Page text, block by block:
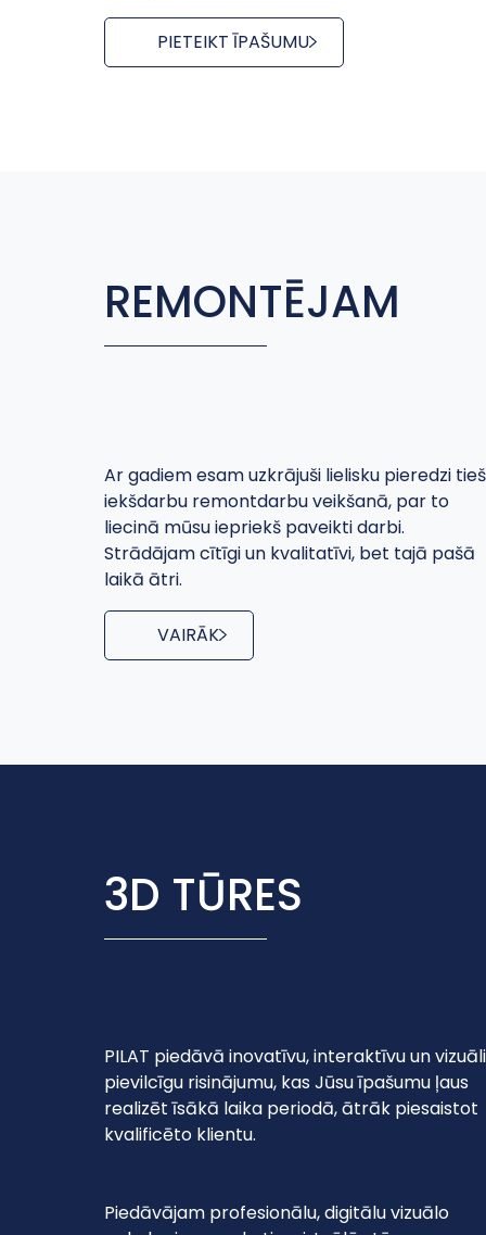
PIETEIKT ĪPAŠUMU
REMONTĒJAM
Ar gadiem esam uzkrājuši lielisku pieredzi
iekšdarbu remontdarbu veikšanā, par to
liecinā mūsu iepriekš paveikti darbi.
Strādājam cītīgi un kvalitatīvi, bet tajā pašā
laikā ātri.
VAIRĀK
3D TŪRES
PILAT piedāvā inovatīvu, interaktīvu un vizuāli
pievilcīgu risinājumu, kas Jūsu īpašumu ļaus
realizēt īsākā laika periodā, ātrāk piesaistot
kvalificēto klientu.
Piedāvājam profesionālu, digitālu vizuālo